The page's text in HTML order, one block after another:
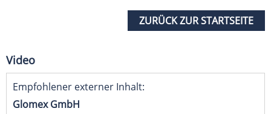
ZURÜCK ZUR STARTSEITE
Video
Empfohlener externer Inhalt:
Glomex GmbH